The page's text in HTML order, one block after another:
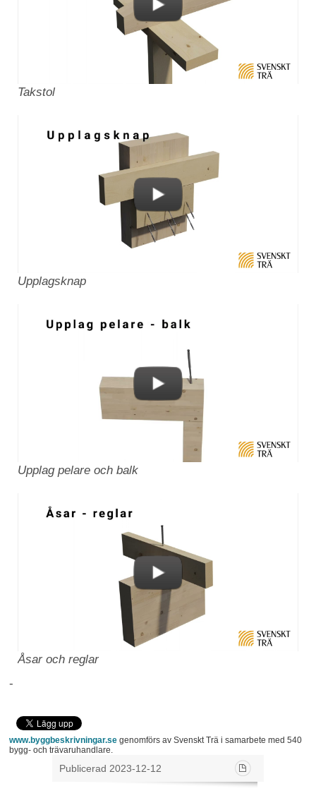
Takstol
Upplagsknap
Upplag pelare och balk
Åsar och reglar
-
www.byggbeskrivningar.segenomförs av Svenskt Trä i samarbete med 540
bygg- och trävaruhandlare.
Publicerad 2023-12-12